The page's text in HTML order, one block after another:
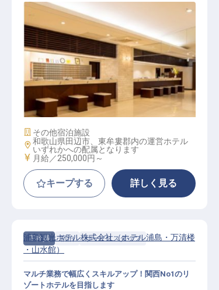
フロント担当 係長│那智勝浦／経
験者／賞与年2回／寮月8,000円
施設業態
その他宿泊施設
勤務地
和歌山県田辺市、東牟婁郡内の運営ホテル
いずれかへの配属となります
給与
月給／250,000円～
キープする 詳しく見る
正社員 宿泊 サービススタッフ
浦島観光ホテル株式会社（ホテル浦島・万清楼
・山水館）
マルチ業務で幅広くスキルアップ！関西No1のリ
ゾートホテルを目指します